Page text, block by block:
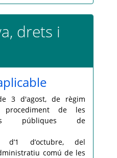
drets i
3 d'agost, de règim
de les
públiques de
d’1 d’octubre, del
comú de les